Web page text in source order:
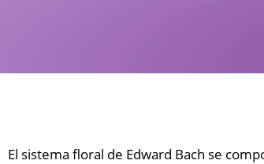
El sistema floral de Edward Bach se